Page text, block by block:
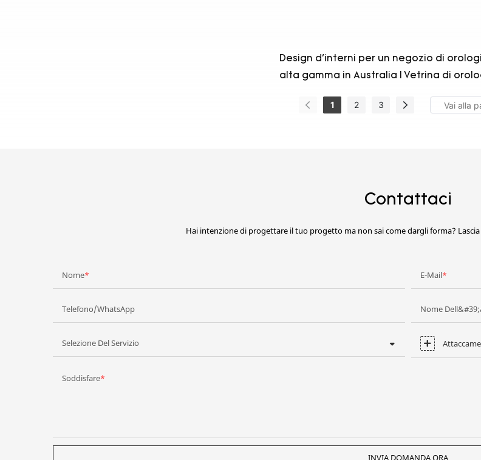
Design d'interni per un negozio di
alta gamma in Australia | Vetrina di
1 2 3
Contattaci
Hai intenzione di progettare il tuo progetto ma non sai come dargli forma?
Nome E-Mail
Telefono/WhatsApp Nome
Selezione Del Servizio
Soddisfare
INVIA DOMANDA ORA